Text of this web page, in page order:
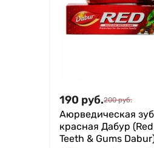
190 руб.200 руб.
Аюрведическая
красная Дабур
Teeth & Gums